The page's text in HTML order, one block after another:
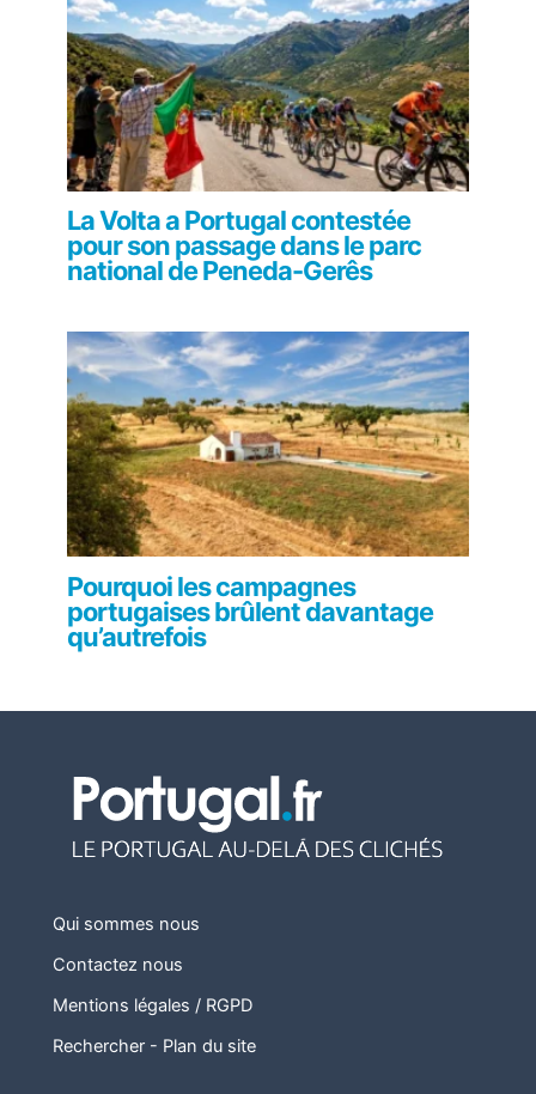
La Volta a Portugal contestée
pour son passage dans le parc
national de Peneda-Gerês
Pourquoi les campagnes
portugaises brûlent davantage
qu’autrefois
Qui sommes nous
Contactez nous
Mentions légales / RGPD
Rechercher- Plan du site